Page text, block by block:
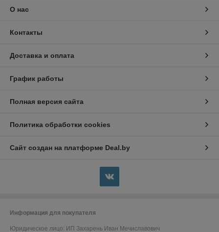
О нас
Контакты
Доставка и оплата
График работы
Полная версия сайта
Политика обработки cookies
Сайт создан на платформе Deal.by
Информация для покупателя
Юридическое лицо: ИП Захарень Иван Мечиславович